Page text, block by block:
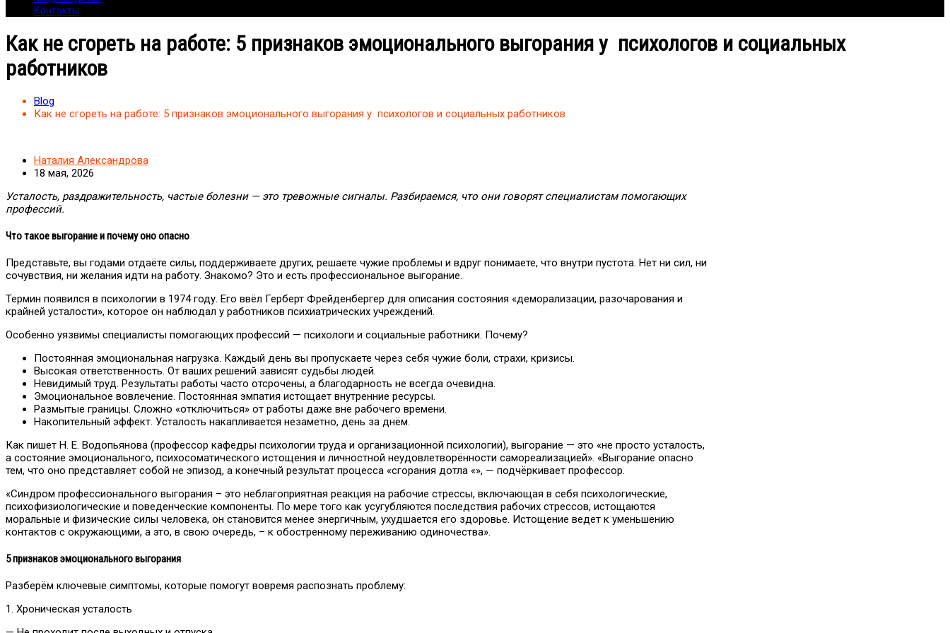
Контакты
Как не сгореть на работе: 5 признаков эмоционального выгорания у психологов и социальных
работников
Blog
Как не сгореть на работе: 5 признаков эмоционального выгорания у психологов и социальных работников
Наталия Александрова
18 мая, 2026
Усталость, раздражительность, частые болезни — это тревожные сигналы. Разбираемся, что они говорят специалистам помогающих
профессий.
Что такое выгорание и почему оно опасно
Представьте, вы годами отдаёте силы, поддерживаете других, решаете чужие проблемы и вдруг понимаете, что внутри пустота. Нет ни сил, ни
сочувствия, ни желания идти на работу. Знакомо? Это и есть профессиональное выгорание.
Термин появился в психологии в 1974 году. Его ввёл Герберт Фрейденбергер для описания состояния «деморализации, разочарования и
крайней усталости», которое он наблюдал у работников психиатрических учреждений.
Особенно уязвимы специалисты помогающих профессий — психологи и социальные работники. Почему?
Постоянная эмоциональная нагрузка. Каждый день вы пропускаете через себя чужие боли, страхи, кризисы.
Высокая ответственность. От ваших решений зависят судьбы людей.
Невидимый труд. Результаты работы часто отсрочены, а благодарность не всегда очевидна.
Эмоциональное вовлечение. Постоянная эмпатия истощает внутренние ресурсы.
Размытые границы. Сложно «отключиться» от работы даже вне рабочего времени.
Накопительный эффект. Усталость накапливается незаметно, день за днём.
Как пишет Н. Е. Водопьянова (профессор кафедры психологии труда и организационной психологии), выгорание — это «не просто усталость,
а состояние эмоционального, психосоматического истощения и личностной неудовлетворённости самореализацией». «Выгорание опасно
тем, что оно представляет собой не эпизод, а конечный результат процесса «сгорания дотла «», — подчёркивает профессор.
«Синдром профессионального выгорания – это неблагоприятная реакция на рабочие стрессы, включающая в себя психологические,
психофизиологические и поведенческие компоненты. По мере того как усугубляются последствия рабочих стрессов, истощаются
моральные и физические силы человека, он становится менее энергичным, ухудшается его здоровье. Истощение ведет к уменьшению
контактов с окружающими, а это, в свою очередь, – к обостренному переживанию одиночества».
5 признаков эмоционального выгорания
Разберём ключевые симптомы, которые помогут вовремя распознать проблему:
1. Хроническая усталость